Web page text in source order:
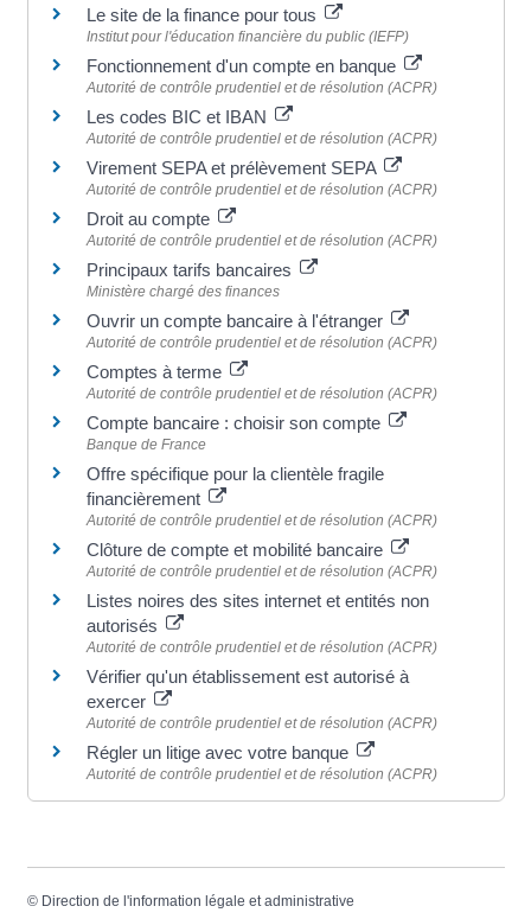
Le site de la finance pour tous
Institut pour l'éducation financière du public (IEFP)
Fonctionnement d'un compte en banque
Autorité de contrôle prudentiel et de résolution (ACPR)
Les codes BIC et IBAN
Autorité de contrôle prudentiel et de résolution (ACPR)
Virement SEPA et prélèvement SEPA
Autorité de contrôle prudentiel et de résolution (ACPR)
Droit au compte
Autorité de contrôle prudentiel et de résolution (ACPR)
Principaux tarifs bancaires
Ministère chargé des finances
Ouvrir un compte bancaire à l'étranger
Autorité de contrôle prudentiel et de résolution (ACPR)
Comptes à terme
Autorité de contrôle prudentiel et de résolution (ACPR)
Compte bancaire : choisir son compte
Banque de France
Offre spécifique pour la clientèle fragile
financièrement
Autorité de contrôle prudentiel et de résolution (ACPR)
Clôture de compte et mobilité bancaire
Autorité de contrôle prudentiel et de résolution (ACPR)
Listes noires des sites internet et entités non
autorisés
Autorité de contrôle prudentiel et de résolution (ACPR)
Vérifier qu'un établissement est autorisé à
exercer
Autorité de contrôle prudentiel et de résolution (ACPR)
Régler un litige avec votre banque
Autorité de contrôle prudentiel et de résolution (ACPR)
© Direction de l'information légale et administrative